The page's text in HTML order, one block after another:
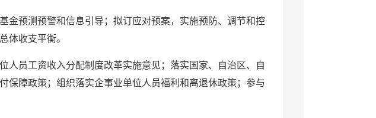
金预测预警和信息引导；拟订应对预案，实施预防、调节和控
体收支平衡。
人员工资收入分配制度改革实施意见；落实国家、自治区、自
保障政策；组织落实企事业单位人员福利和离退休政策；参与